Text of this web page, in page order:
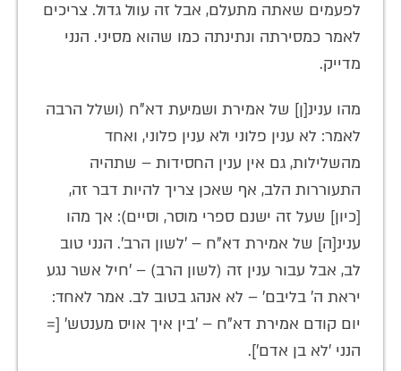
לפעמים שאתה מתעלם, אבל זה עוול גדול. צריכים
לאמר כמסירתה ונתינתה כמו שהוא מסיני. הנני
מדייק.
מהו ענינ[ן] של אמירת ושמיעת דא"ח (ושלל הרבה
לאמר: לא ענין פלוני ולא ענין פלוני, ואחד
מהשלילות, גם אין ענין החסידות – שתהיה
התעוררות הלב, אף שאכן צריך להיות דבר זה,
[כיון] שעל זה ישנם ספרי מוסר, וסיים): אך מהו
ענינ[ה] של אמירת דא"ח – 'לשון הרב'. הנני טוב
לב, אבל עבור ענין זה (לשון הרב) – 'חיל אשר נגע
יראת ה' בליבם' – לא אנהג בטוב לב. אמר לאחד:
יום קודם אמירת דא"ח – 'בין איך אויס מענטש' [=
הנני 'לא בן אדם'].